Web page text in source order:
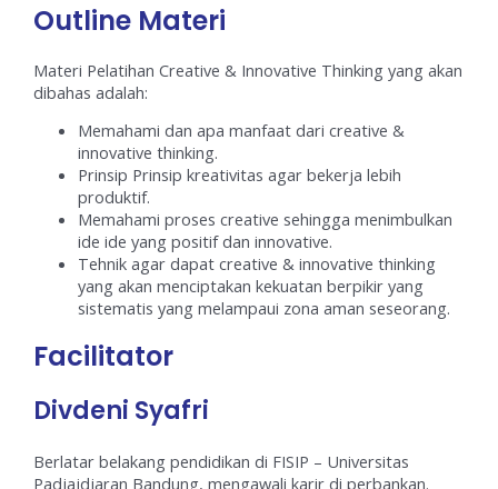
Outline Materi
Materi Pelatihan Creative & Innovative Thinking yang akan
dibahas adalah:
Memahami dan apa manfaat dari creative &
innovative thinking.
Prinsip Prinsip kreativitas agar bekerja lebih
produktif.
Memahami proses creative sehingga menimbulkan
ide ide yang positif dan innovative.
Tehnik agar dapat creative & innovative thinking
yang akan menciptakan kekuatan berpikir yang
sistematis yang melampaui zona aman seseorang.
Facilitator
Divdeni Syafri
Berlatar belakang pendidikan di FISIP – Universitas
Padjajdjaran Bandung, mengawali karir di perbankan.